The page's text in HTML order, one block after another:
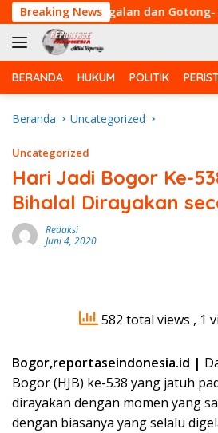
Langsung
ke
konten
Breaking Newsdan Gotong- Royong,
BERANDA HUKUM POLITIK
Beranda Uncategorized
Uncategorized
Hari Jadi Bogor Ke-
Bihalal Dirayakan
Redaksi
Juni 4, 2020
582 total views , 1
Bogor,reportaseindonesia.id |
Bogor (HJB) ke-538 yang jatuh
dirayakan dengan momen yang
dengan biasanya yang selalu